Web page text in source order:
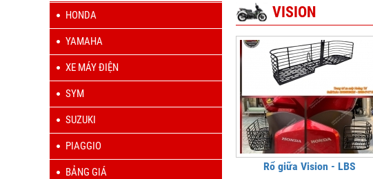
HONDA
YAMAHA
XE MÁY ĐIỆN
SYM
SUZUKI
PIAGGIO
BẢNG GIÁ
VISION
Rổ giữa Vision - LBS